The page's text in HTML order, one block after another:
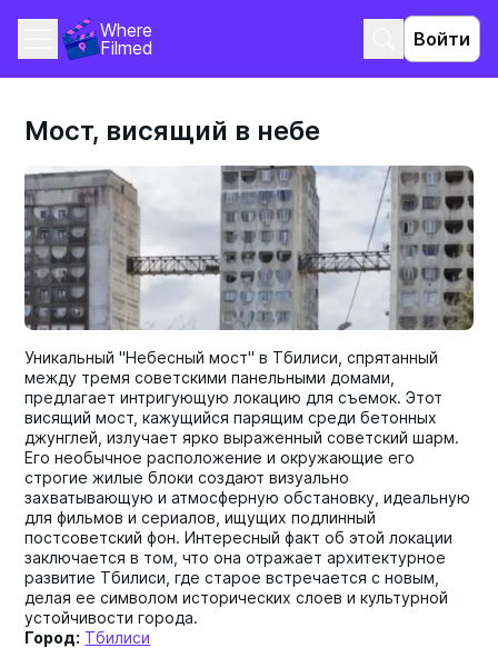
Where
Filmed
Войти
Мост, висящий в небе
Уникальный "Небесный мост" в Тбилиси, спрятанный
между тремя советскими панельными домами,
предлагает интригующую локацию для съемок. Этот
висящий мост, кажущийся парящим среди бетонных
джунглей, излучает ярко выраженный советский шарм.
Его необычное расположение и окружающие его
строгие жилые блоки создают визуально
захватывающую и атмосферную обстановку, идеальную
для фильмов и сериалов, ищущих подлинный
постсоветский фон. Интересный факт об этой локации
заключается в том, что она отражает архитектурное
развитие Тбилиси, где старое встречается с новым,
делая ее символом исторических слоев и культурной
устойчивости города.
Город: Тбилиси